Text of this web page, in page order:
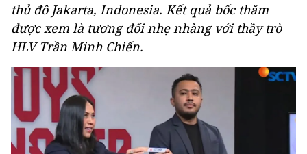
thủ đô Jakarta, Indonesia. Kết quả bốc thăm
được xem là tương đối nhẹ nhàng với thầy trò
HLV Trần Minh Chiến.